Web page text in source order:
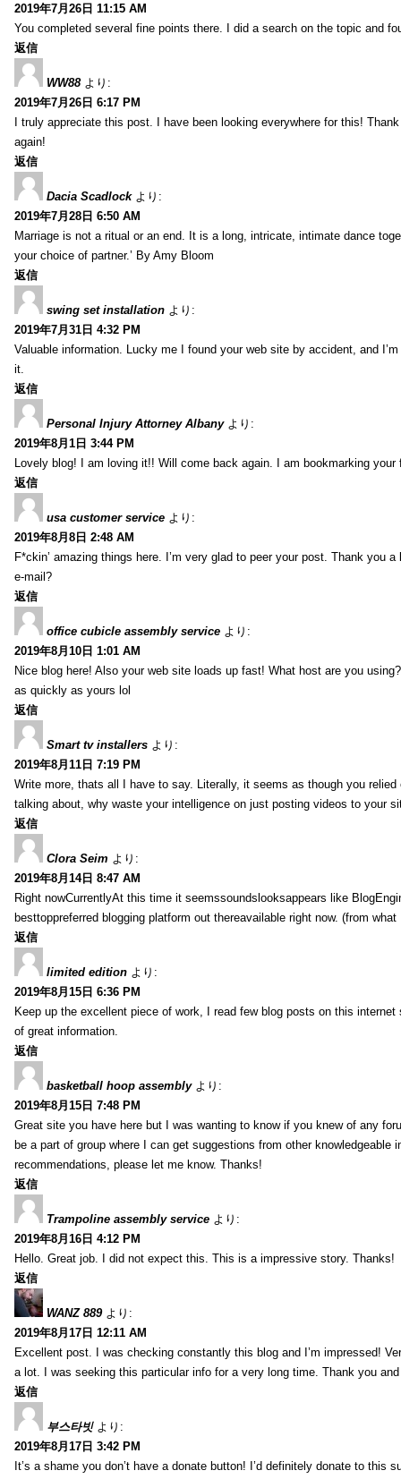
2019年7月26日 11:15 AM
You completed several fine points there. I did a search on the topic and
返信
WW88 より:
2019年7月26日 6:17 PM
I truly appreciate this post. I have been looking everywhere for this!
again!
返信
Dacia Scadlock より:
2019年7月28日 6:50 AM
Marriage is not a ritual or an end. It is a long, intricate, intimate dance
your choice of partner.’ By Amy Bloom
返信
swing set installation より:
2019年7月31日 4:32 PM
Valuable information. Lucky me I found your web site by accident, and
it.
返信
Personal Injury Attorney Albany より:
2019年8月1日 3:44 PM
Lovely blog! I am loving it!! Will come back again. I am bookmarking your
返信
usa customer service より:
2019年8月8日 2:48 AM
F*ckin’ amazing things here. I’m very glad to peer your post. Thank you
e-mail?
返信
office cubicle assembly service より:
2019年8月10日 1:01 AM
Nice blog here! Also your web site loads up fast! What host are you
as quickly as yours lol
返信
Smart tv installers より:
2019年8月11日 7:19 PM
Write more, thats all I have to say. Literally, it seems as though you
talking about, why waste your intelligence on just posting videos to your
返信
Clora Seim より:
2019年8月14日 8:47 AM
Right nowCurrentlyAt this time it seemssoundslooksappears like
besttoppreferred blogging platform out thereavailable right now. (from
返信
limited edition より:
2019年8月15日 6:36 PM
Keep up the excellent piece of work, I read few blog posts on this
of great information.
返信
basketball hoop assembly より:
2019年8月15日 7:48 PM
Great site you have here but I was wanting to know if you knew of any
be a part of group where I can get suggestions from other
recommendations, please let me know. Thanks!
返信
Trampoline assembly service より:
2019年8月16日 4:12 PM
Hello. Great job. I did not expect this. This is a impressive story. Thanks!
返信
WANZ 889 より:
2019年8月17日 12:11 AM
Excellent post. I was checking constantly this blog and I’m impressed!
a lot. I was seeking this particular info for a very long time. Thank you
返信
부스타빗 より:
2019年8月17日 3:42 PM
It’s a shame you don’t have a donate button! I’d definitely donate to this